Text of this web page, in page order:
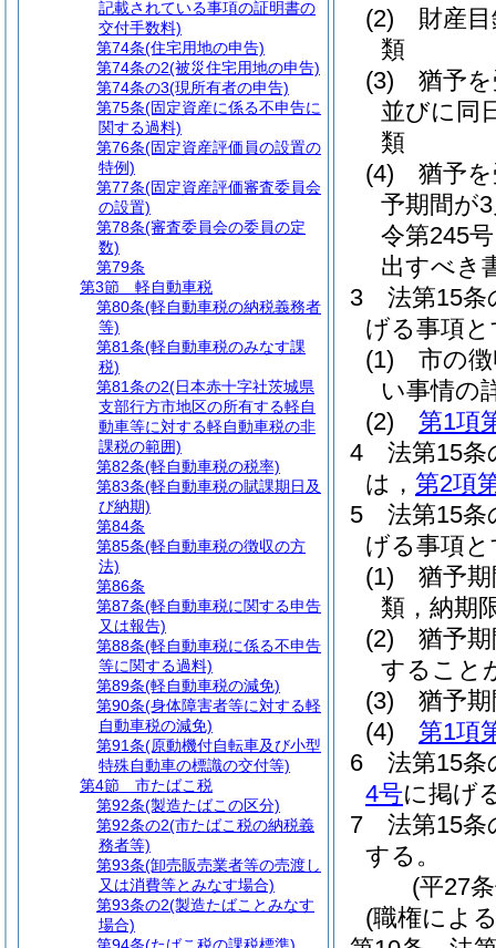
(2)
財産
類
(3)
猶予
並びに同
類
(4)
猶予
予期間が
令第245
出すべき
3
法第15
げる事項
(1)
市の
い事情の
(2)
第1項
4
法第15条
は， 第2項
5
法第15
げる事項
(1)
猶予
類，納期
(2)
猶予
すること
(3)
猶予
(4)
第1項
6
法第15
4号に掲げ
7
法第15条
する。
(平27
(職権によ
記載されている事項の証明書の
交付手数料)
第74条(住宅用地の申告)
第74条の2(被災住宅用地の申告)
第74条の3(現所有者の申告)
第75条(固定資産に係る不申告に
関する過料)
第76条(固定資産評価員の設置の
特例)
第77条(固定資産評価審査委員会
の設置)
第78条(審査委員会の委員の定
数)
第79条
第3節
軽自動車税
第80条(軽自動車税の納税義務者
等)
第81条(軽自動車税のみなす課
税)
第81条の2(日本赤十字社茨城県
支部行方市地区の所有する軽自
動車等に対する軽自動車税の非
課税の範囲)
第82条(軽自動車税の税率)
第83条(軽自動車税の賦課期日及
び納期)
第84条
第85条(軽自動車税の徴収の方
法)
第86条
第87条(軽自動車税に関する申告
又は報告)
第88条(軽自動車税に係る不申告
等に関する過料)
第89条(軽自動車税の減免)
第90条(身体障害者等に対する軽
自動車税の減免)
第91条(原動機付自転車及び小型
特殊自動車の標識の交付等)
第4節
市たばこ税
第92条(製造たばこの区分)
第92条の2(市たばこ税の納税義
務者等)
第93条(卸売販売業者等の売渡し
又は消費等とみなす場合)
第93条の2(製造たばことみなす
場合)